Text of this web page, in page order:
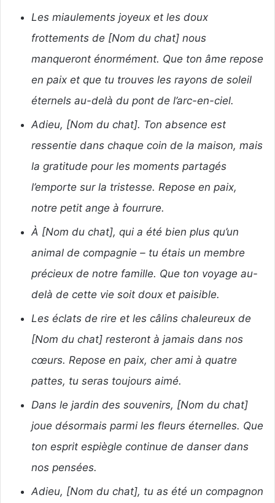
Les miaulements joyeux et les doux
frottements de [Nom du chat] nous
manqueront énormément. Que ton âme repose
en paix et que tu trouves les rayons de soleil
éternels au-delà du pont de l’arc-en-ciel.
Adieu, [Nom du chat]. Ton absence est
ressentie dans chaque coin de la maison, mais
la gratitude pour les moments partagés
l’emporte sur la tristesse. Repose en paix,
notre petit ange à fourrure.
À [Nom du chat], qui a été bien plus qu’un
animal de compagnie – tu étais un membre
précieux de notre famille. Que ton voyage au-
delà de cette vie soit doux et paisible.
Les éclats de rire et les câlins chaleureux de
[Nom du chat] resteront à jamais dans nos
cœurs. Repose en paix, cher ami à quatre
pattes, tu seras toujours aimé.
Dans le jardin des souvenirs, [Nom du chat]
joue désormais parmi les fleurs éternelles. Que
ton esprit espiègle continue de danser dans
nos pensées.
Adieu, [Nom du chat], tu as été un compagnon